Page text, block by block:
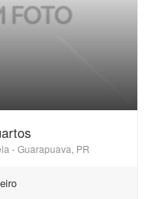
- Guarapuava, PR